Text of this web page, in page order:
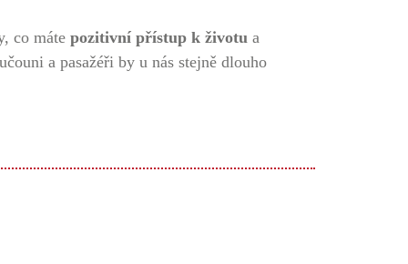
co máte pozitivní přístup k životu a
a pasažéři by u nás stejně dlouho